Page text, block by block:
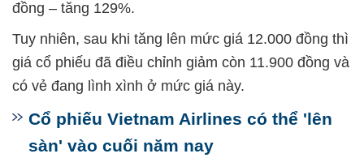
đồng – tăng 129%.
Tuy nhiên, sau khi tăng lên mức giá 12.000 đồng thì
giá cổ phiếu đã điều chỉnh giảm còn 11.900 đồng và
có vẻ đang lình xình ở mức giá này.
Cổ phiếu Vietnam Airlines có thể 'lên
sàn' vào cuối năm nay